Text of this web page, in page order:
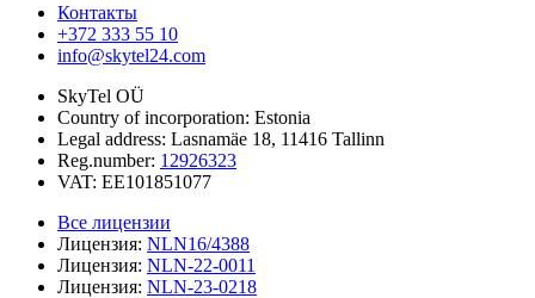
Контакты
+372 333 55 10
info@skytel24.com
SkyTel OÜ
Country of incorporation: Estonia
Legal address: Lasnamäe 18, 11416 Tallinn
Reg.number: 12926323
VAT: EE101851077
Все лицензии
Лицензия: NLN16/4388
Лицензия: NLN-22-0011
Лицензия: NLN-23-0218